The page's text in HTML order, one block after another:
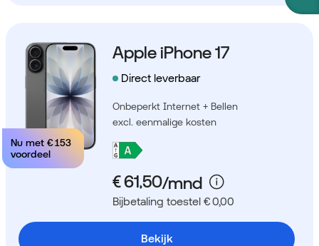
Nu met € 153
voordeel
Apple iPhone 17
Direct leverbaar
Onbeperkt Internet + Bellen
excl. eenmalige kosten
Bijbetaling toestel € 0,00
Bekijk